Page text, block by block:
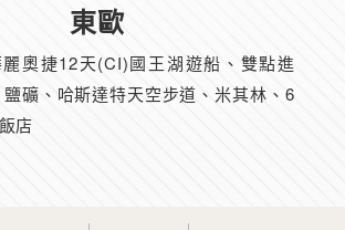
東歐
奧捷12天(CI)國王湖遊船、雙點進
礦、哈斯達特天空步道、米其林、6
店